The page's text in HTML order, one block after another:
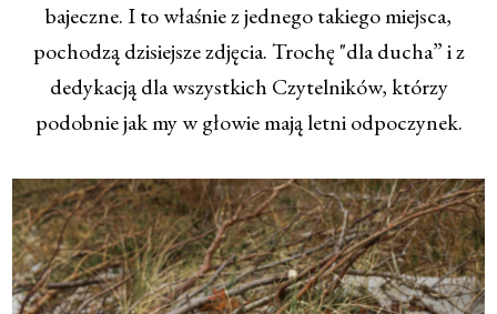
bajeczne. I to właśnie z jednego takiego miejsca,
pochodzą dzisiejsze zdjęcia. Trochę "dla ducha” i z
dedykacją dla wszystkich Czytelników, którzy
podobnie jak my w głowie mają letni odpoczynek.